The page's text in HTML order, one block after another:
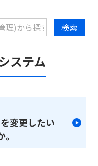
ステム
変更したい